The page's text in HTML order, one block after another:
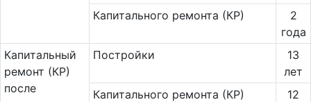
Капитального ремонта (КР)
2
года
Ка­пи­таль­ный
ремонт (КР)
после
Постройки
13
лет
Капитального ремонта (КР)
12